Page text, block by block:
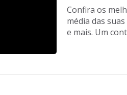
Confira os
média das
e mais. Um